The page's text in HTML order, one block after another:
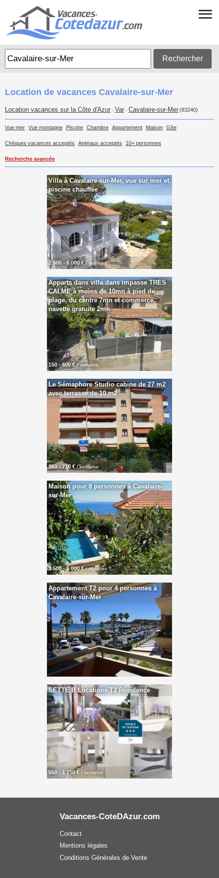
Rechercher
Location de vacances Cavalaire-sur-Mer
Location vacances sur la Côte d'Azur > Var > Cavalaire-sur-Mer(83240)
Vue mer Vue montagne Piscine Chambre Appartement Maison Gîte
Chèques vacances acceptés Animaux acceptés 10+ personnes
Recherche avancée
Villa à Cavalaire-sur-Mer, vue sur mer et
piscine chauffée
2 500 - 6 000 € / semaine
Apparts dans villa dans impasse TRES
CALME à moins de 10mn à pied de
plage, du centre 7mn et commerce,
navette gratuite 2mn
150 - 600 €/ semaine
Le Sémaphore Studio cabine de 27 m2
avec terrasse de 10 m2
360 - 710 € / semaine
Maison pour 8 personnes à Cavalaire-
sur-Mer
3 500 - 6 000 €/ semaine
Appartement T2 pour 4 personnes à
Cavalaire-sur-Mer
SETTE B Locations T2 Résidence
550 - 1 150 € / semaine
Vacances-CoteDAzur.com
Contact
Mentions légales
Conditions Générales de Vente